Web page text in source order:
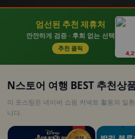
엄선된 추천 제휴처
깐깐하게 검증 · 후회 없는 선택
추천 클릭
N스토어 여행 BEST 추천상
이 포스팅은 네이버 쇼핑 커넥트 활동의 일
니다.